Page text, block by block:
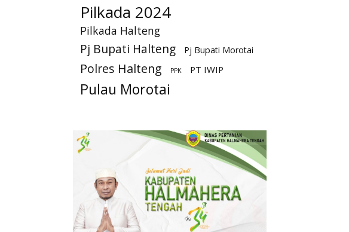
Pilkada 2024
Pilkada Halteng
Pj Bupati Halteng Pj Bupati Morotai
Polres Halteng PPK PT IWIP
Pulau Morotai